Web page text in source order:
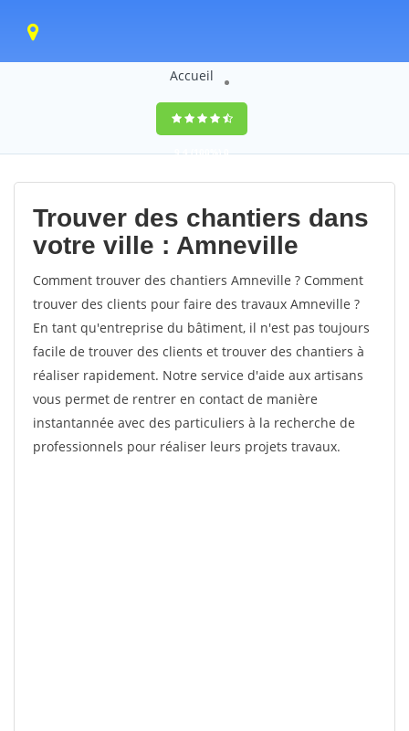
Accueil
9,4(100%)0
votes
Trouver des chantiers dans
votre ville : Amneville
Comment trouver des chantiers Amneville ? Comment
trouver des clients pour faire des travaux Amneville ?
En tant qu'entreprise du bâtiment, il n'est pas toujours
facile de trouver des clients et trouver des chantiers à
réaliser rapidement. Notre service d'aide aux artisans
vous permet de rentrer en contact de manière
instantannée avec des particuliers à la recherche de
professionnels pour réaliser leurs projets travaux.